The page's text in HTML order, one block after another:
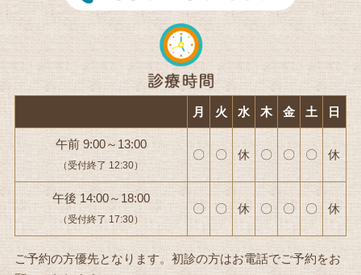
月 火 水 木 金 土 日
午前 9:00～13:00
（受付終了 12:30）
〇 〇 休 〇 〇 〇 休
午後 14:00～18:00
（受付終了 17:30）
〇 〇 休 〇 〇 〇 休
ご予約の方優先となります。初診の方はお電話でご予約をお